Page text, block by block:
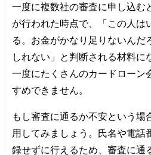
一度に複数社の審査に申し込む
が行われた時点で、「この人は
る。お金がかなり足りないんだ
しれない」と判断される材料に
一度にたくさんのカードローン
すめできません。
もし審査に通るか不安という場
用してみましょう。氏名や電話
録せずに行えるため、審査に通